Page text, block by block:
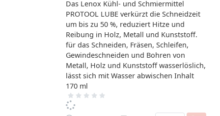
Das Lenox Kühl- und Schmiermittel
PROTOOL LUBE verkürzt die Schneidzeit
um bis zu 50 %, reduziert Hitze und
Reibung in Holz, Metall und Kunststoff.
für das Schneiden, Fräsen, Schleifen,
Gewindeschneiden und Bohren von
Metall, Holz und Kunststoff wasserlöslich,
lässt sich mit Wasser abwischen Inhalt
170 ml